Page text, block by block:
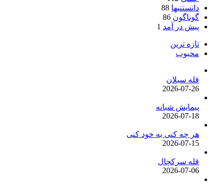
دانستنیها 88
گوناگون 86
پیش در آمد 1
تازه ترین
محبوب
قله سبلان
2026-07-26
پیمایش شبانه
2026-07-18
هر چه کنی به خود کنی
2026-07-15
قله سرکچال
2026-07-06